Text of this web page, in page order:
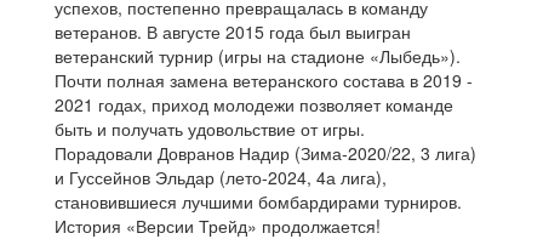
успехов, постепенно превращалась в команду
ветеранов. В августе 2015 года был выигран
ветеранский турнир (игры на стадионе «Лыбедь»).
Почти полная замена ветеранского состава в 2019 -
2021 годах, приход молодежи позволяет команде
быть и получать удовольствие от игры.
Порадовали Довранов Надир (Зима-2020/22, 3 лига)
и Гуссейнов Эльдар (лето-2024, 4а лига),
становившиеся лучшими бомбардирами турниров.
История «Версии Трейд» продолжается!